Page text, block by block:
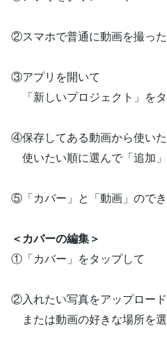
②スマホで普通に動画を撮っ
③アプリを開いて
「新しいプロジェクト」を
④保存してある動画から使い
使いたい順に選んで「追加
⑤「カバー」と「動画」ので
＜カバーの編集＞
①「カバー」をタップして
②入れたい写真をアップロード
または動画の好きな場所を選